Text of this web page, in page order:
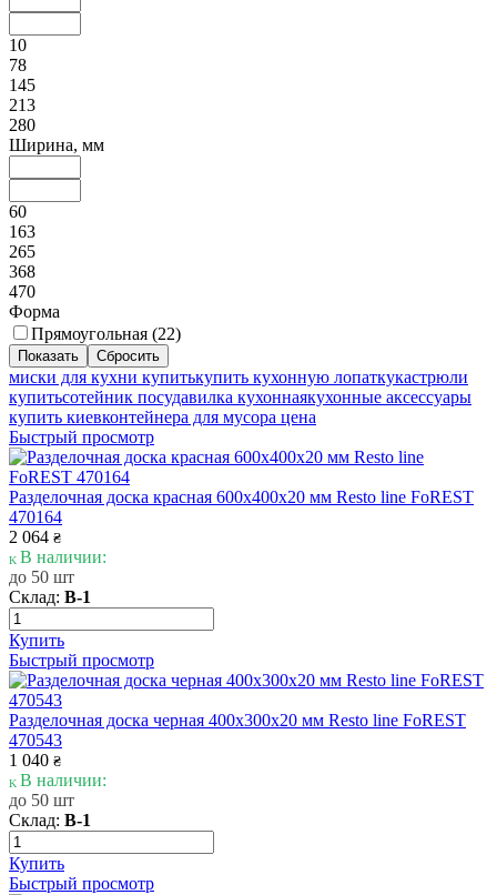
10
78
145
213
280
Ширина, мм
60
163
265
368
470
Форма
Прямоугольная (22)
миски для кухни купитькупить кухонную лопаткукастрюли
купитьсотейник посудавилка кухоннаякухонные аксессуары
купить киевконтейнера для мусора цена
Быстрый просмотр
Разделочная доска красная 600х400х20 мм Resto line FoREST
470164
2 064 ₴
В наличии:
до 50 шт
Склад: В-1
Купить
Быстрый просмотр
Разделочная доска черная 400х300х20 мм Resto line FoREST
470543
1 040 ₴
В наличии:
до 50 шт
Склад: В-1
Купить
Быстрый просмотр